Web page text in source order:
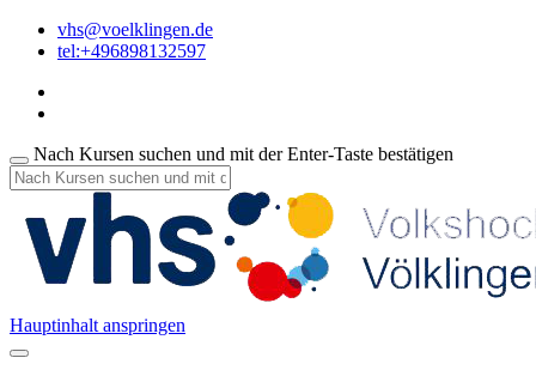
vhs@voelklingen.de
tel:+496898132597
Nach Kursen suchen und mit der Enter-Taste bestätigen
Hauptinhalt anspringen